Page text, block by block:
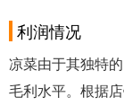
利润情况
凉菜由于其独特
毛利水平。根据